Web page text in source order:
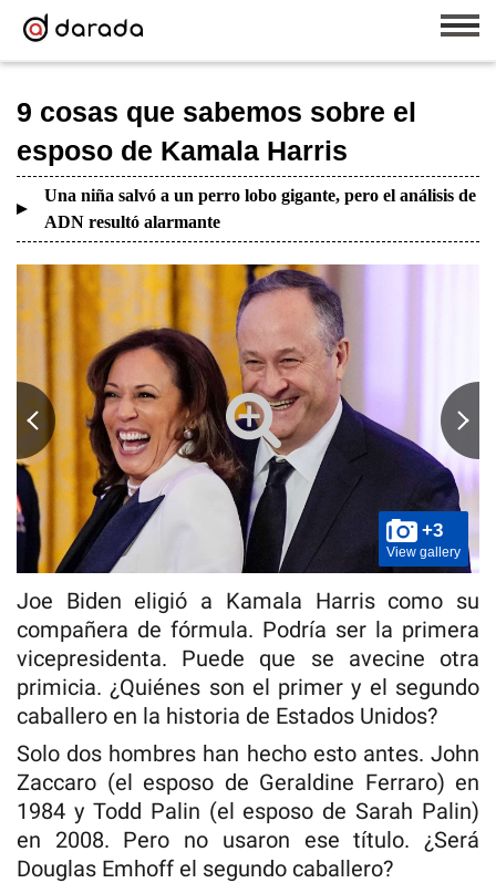
9 cosas que sabemos sobre el
esposo de Kamala Harris
Una niña salvó a un perro lobo gigante, pero el análisis de
ADN resultó alarmante
+3
View gallery
Joe Biden eligió a Kamala Harris como su
compañera de fórmula. Podría ser la primera
vicepresidenta. Puede que se avecine otra
primicia. ¿Quiénes son el primer y el segundo
caballero en la historia de Estados Unidos?
Solo dos hombres han hecho esto antes. John
Zaccaro (el esposo de Geraldine Ferraro) en
1984 y Todd Palin (el esposo de Sarah Palin)
en 2008. Pero no usaron ese título. ¿Será
Douglas Emhoff el segundo caballero?